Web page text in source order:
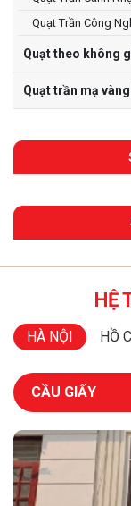
Quạt Trần Công
Quạt theo không
Quạt trần mạ
HỆ
HÀ NỘI HỒ
CẦU GIẤY